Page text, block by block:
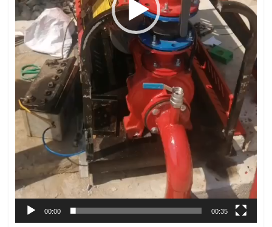
00:00 00:35